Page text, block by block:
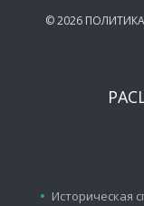
©2026
Историческая